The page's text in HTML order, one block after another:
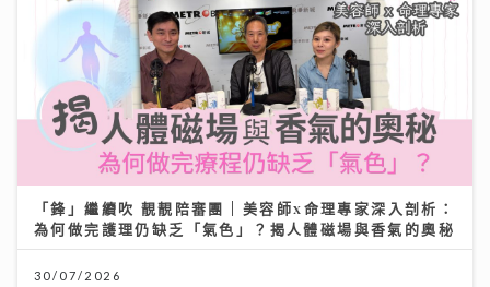
「鋒」繼續吹 靚靚陪審團 | 美容師x命理專家深入剖析：
為何做完護理仍缺乏「氣色」？揭人體磁場與香氣的奧秘
30/07/2026